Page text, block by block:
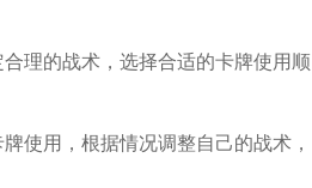
理的战术，选择合适的卡牌使用顺
使用，根据情况调整自己的战术，